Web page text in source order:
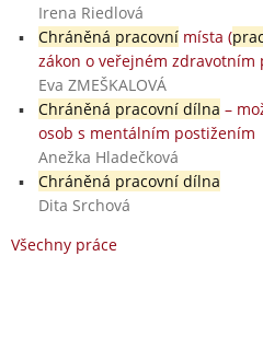
Irena Riedlová
Chráněná pracovnímísta (
zákon o veřejném zdravotním
Eva ZMEŠKALOVÁ
Chráněná pracovní dílna –
osob s mentálním postižením
Anežka Hladečková
Chráněná pracovní dílna
Dita Srchová
Všechny práce